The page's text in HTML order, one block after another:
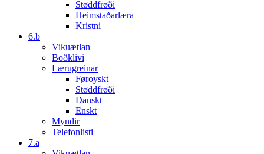
Støddfrøði
Heimstaðarlæra
Kristni
6.b
Vikuætlan
Boðklivi
Lærugreinar
Føroyskt
Støddfrøði
Danskt
Enskt
Myndir
Telefonlisti
7.a